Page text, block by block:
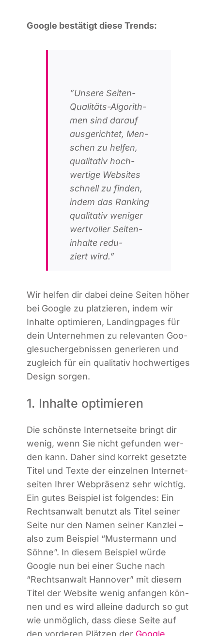
Goog­le bestä­tigt die­se Trends:
”Unse­re Sei­­ten-
Qua­­li­­täts-Algo­ri­th­­
men sind dar­auf
aus­ge­rich­tet, Men­
schen zu hel­fen,
qua­li­ta­tiv hoch­
wer­ti­ge Web­sites
schnell zu fin­den,
indem das Ran­king
qua­li­ta­tiv weni­ger
wert­vol­ler Sei­ten­
in­hal­te redu­
ziert wird.”
Wir hel­fen dir dabei dei­ne Sei­ten höher
bei Goog­le zu plat­zie­ren, indem wir
Inhal­te opti­mie­ren, Landing­pa­ges für
dein Unter­neh­men zu rele­van­ten Goo­
g­le­such­er­geb­nis­sen gene­rie­ren und
zugleich für ein qua­li­ta­tiv hoch­wer­ti­ges
Design sorgen.
1. Inhalte optimieren
Die schöns­te Inter­net­sei­te bringt dir
wenig, wenn Sie nicht gefun­den wer­
den kann. Daher sind kor­rekt gesetz­te
Titel und Tex­te der ein­zel­nen Inter­net­
sei­ten Ihrer Web­prä­senz sehr wich­tig.
Ein gutes Bei­spiel ist fol­gen­des: Ein
Rechts­an­walt benutzt als Titel sei­ner
Sei­te nur den Namen sei­ner Kanz­lei –
also zum Bei­spiel “Mus­ter­mann und
Söh­ne”. In die­sem Bei­spiel wür­de
Goog­le nun bei einer Suche nach
“Rechts­an­walt Han­no­ver” mit die­sem
Titel der Web­site wenig anfan­gen kön­
nen und es wird allei­ne dadurch so gut
wie unmög­lich, dass die­se Sei­te auf
den vor­de­ren Plät­zen der Goog­le